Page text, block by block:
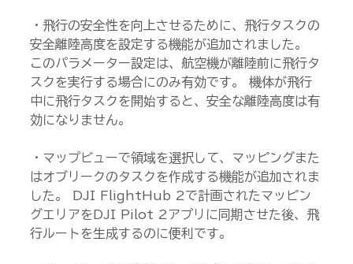
・飛行の安全性を向上させるために、飛行タスクの
安全離陸高度を設定する機能が追加されました。
このパラメーター設定は、航空機が離陸前に飛行タ
スクを実行する場合にのみ有効です。 機体が飛行
中に飛行タスクを開始すると、安全な離陸高度は有
効になりません。
・マップビューで領域を選択して、マッピングまた
はオブリークのタスクを作成する機能が追加されま
した。 DJI FlightHub 2で計画されたマッピン
グエリアをDJI Pilot 2アプリに同期させた後、飛
行ルートを生成するのに便利です。